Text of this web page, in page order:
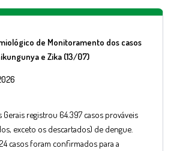
de Monitoramento dos casos
e Zika (13/07)
Gerais registrou 64.397 casos prováveis
exceto os descartados) de dengue.
casos foram confirmados para a